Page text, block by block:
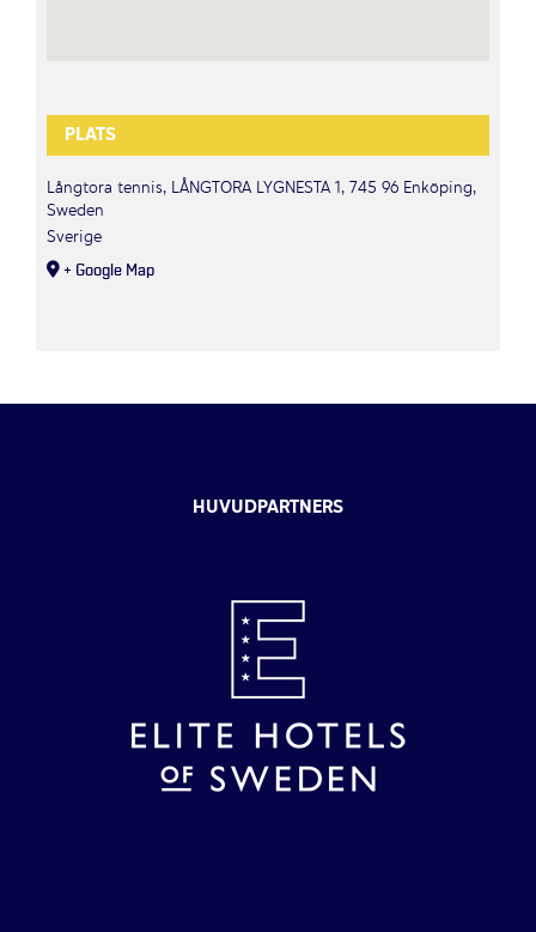
PLATS
Långtora tennis, LÅNGTORA LYGNESTA 1, 745 96 Enköping,
Sweden
Sverige
+ Google Map
HUVUDPARTNERS